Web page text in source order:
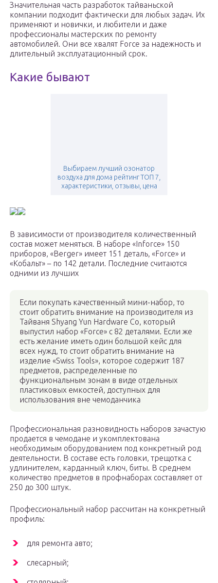
Значительная часть разработок тайваньской
компании подходит фактически для любых задач. Их
применяют и новички, и любители и даже
профессионалы мастерских по ремонту
автомобилей. Они все хвалят Force за надежность и
длительный эксплуатационный срок.
Какие бывают
Выбираем лучший озонатор
воздуха для дома рейтинг ТОП 7,
характеристики, отзывы, цена
В зависимости от производителя количественный
состав может меняться. В наборе «Inforce» 150
приборов, «Berger» имеет 151 деталь, «Force» и
«Кобальт» – по 142 детали. Последние считаются
одними из лучших
Если покупать качественный мини-набор, то
стоит обратить внимание на производителя из
Тайваня Shyang Yun Hardware Co, который
выпустил набор «Force» c 82 деталями. Если же
есть желание иметь один большой кейс для
всех нужд, то стоит обратить внимание на
изделие «Swiss Tools», которое содержит 187
предметов, распределенные по
функциональным зонам в виде отдельных
пластиковых емкостей, доступных для
использования вне чемоданчика
Профессиональная разновидность наборов зачастую
продается в чемодане и укомплектована
необходимым оборудованием под конкретный род
деятельности. В составе есть головки, трещотка с
удлинителем, карданный ключ, биты. В среднем
количество предметов в профнаборах составляет от
250 до 300 штук.
Профессиональный набор рассчитан на конкретный
профиль:
для ремонта авто;
слесарный;